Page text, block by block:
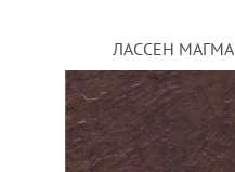
ЛАССЕН МАГМА